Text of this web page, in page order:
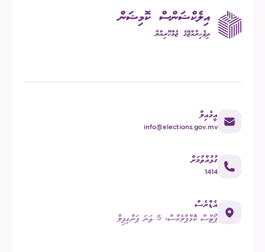
އީމެއިލް
info@elections.gov.mv
ގުޅުއްވުމަށް
1414
އެޑްރެސް
ޕޯޓްސް ކޮމްޕްލެކްސް، 5 ވަނަ ފަންގިފިލާ